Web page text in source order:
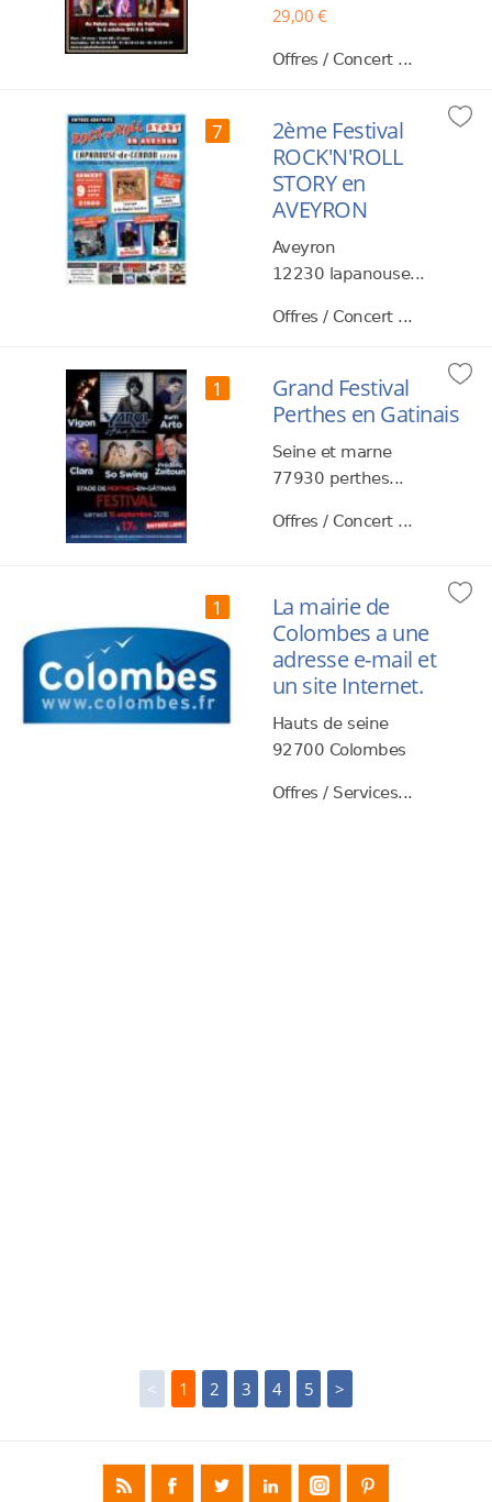
29,00 €
Offres / Concert ...
7
2ème Festival
ROCK'N'ROLL
STORY en
AVEYRON
Aveyron
12230 lapanouse...
Offres / Concert ...
1
Grand Festival
Perthes en Gatinais
Seine et marne
77930 perthes...
Offres / Concert ...
1
La mairie de
Colombes a une
adresse e-mail et
un site Internet.
Hauts de seine
92700 Colombes
Offres / Services...
< 1 2 3 4 5 >